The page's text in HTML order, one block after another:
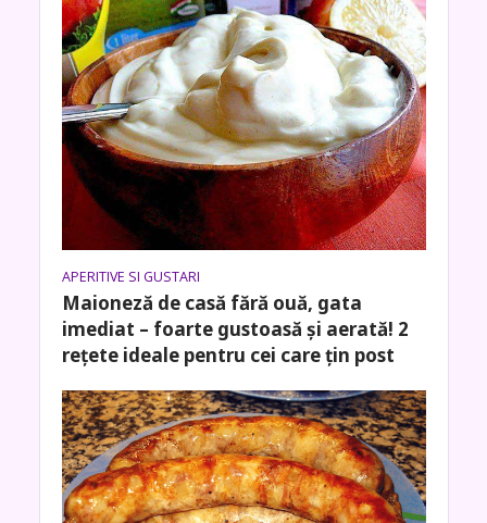
APERITIVE SI GUSTARI
Maioneză de casă fără ouă, gata
imediat – foarte gustoasă și aerată! 2
rețete ideale pentru cei care țin post